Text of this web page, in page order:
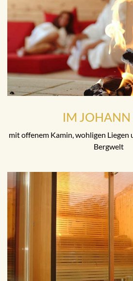
IM JOHANN
mit offenem Kamin, wohligen Liegen
Bergwelt